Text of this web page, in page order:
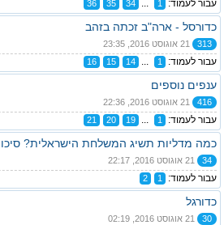
עבור לעמוד: 1
...
34
35
36
כדורסל - ארה"ב זכתה בזהב
313
עבור לעמוד: 1
...
14
15
16
ענפים נוספים
416
עבור לעמוד: 1
...
19
20
21
כמה מדליות תשיג המשלחת הישראלית?
34
עבור לעמוד: 1
2
כדורגל
30